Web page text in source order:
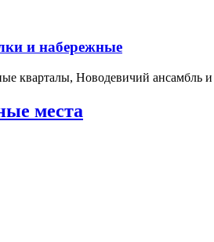
и набережные
кварталы, Новодевичий ансамбль
места